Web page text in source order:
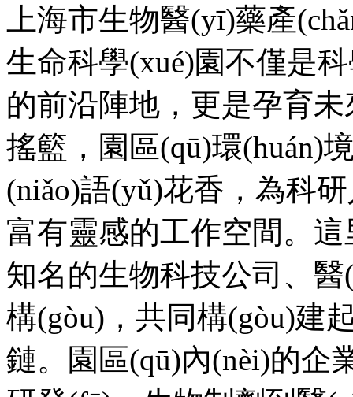
上海市生物醫(yī)藥產
生命科學(xué)園不僅是
的前沿陣地，更是孕
搖籃，園區(qū)環
(niǎo)語(yǔ)花香，為科
富有靈感的工作空間
知名的生物科技公司、
構(gòu)，共同構(gòu)
鏈。園區(qū)內(nèi)的